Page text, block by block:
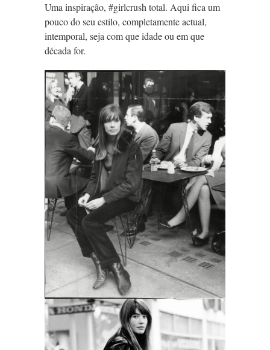
Uma inspiração, #girlcrush total. Aqui fica um
pouco do seu estilo, completamente actual,
intemporal, seja com que idade ou em que
década for.